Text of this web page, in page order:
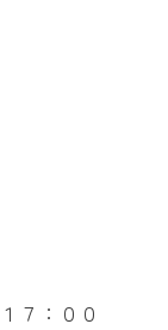
７：００